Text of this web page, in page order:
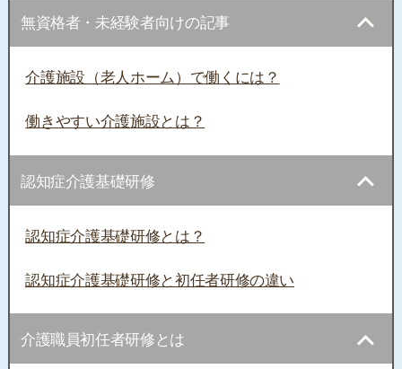
無資格者・未経験者向けの記事
介護施設（老人ホーム）で働くには？
働きやすい介護施設とは？
認知症介護基礎研修
認知症介護基礎研修とは？
認知症介護基礎研修と初任者研修の違い
介護職員初任者研修とは